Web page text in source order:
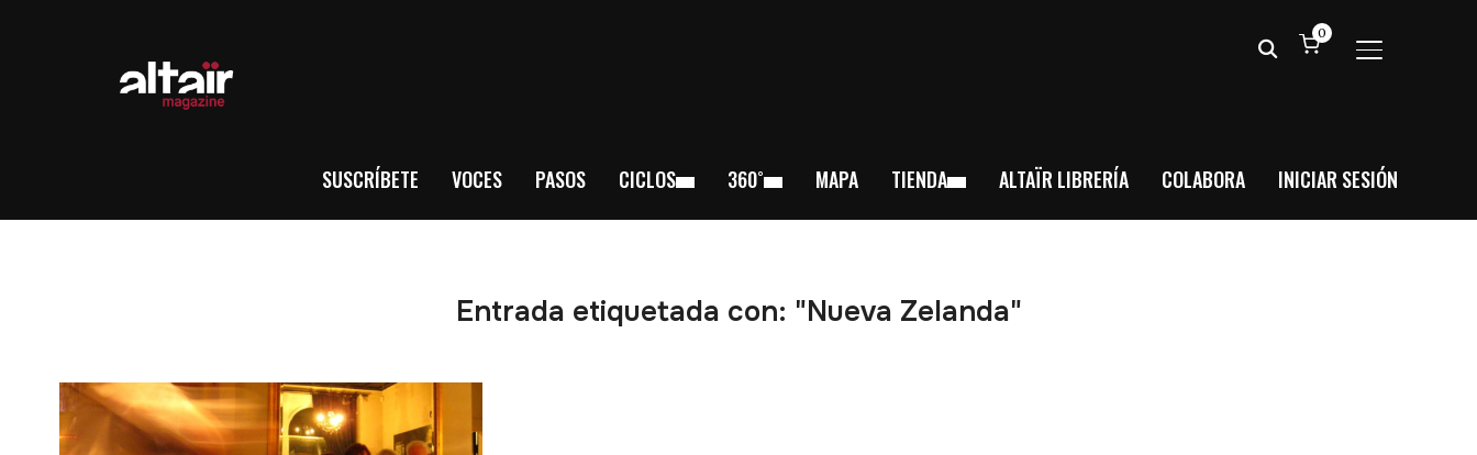
ALTERNAR
0
SUSCRÍBETE VOCES PASOS CICLOS 360˚ MAPA TIENDA ALTAÏR LIBRERÍA COLABORA INICIAR SESIÓN
Entrada etiquetada con: "Nueva Zelanda"